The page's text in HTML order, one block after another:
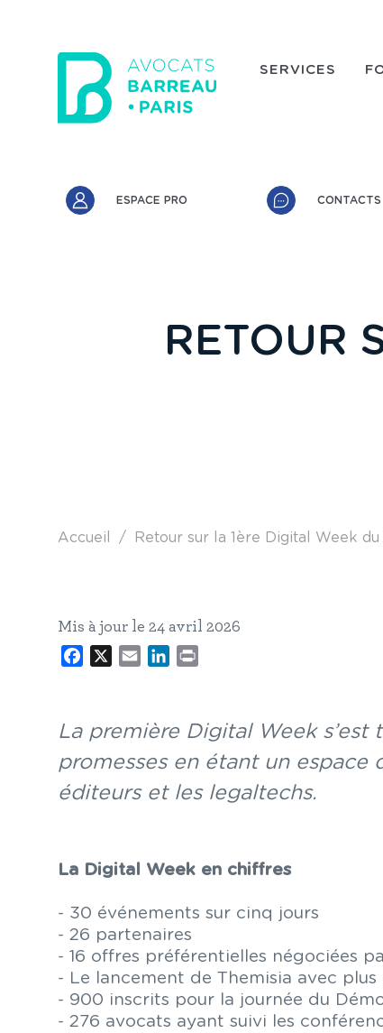
SERVICES
Accès rapide
ESPACE PRO CONTACTS
RETOUR
Fil d'Ariane
Accueil Retour sur la 1ère Digital Week
Mis à jour le 24 avril 2026
Facebook
X Email LinkedIn
La première Digital Week
promesses en étant un
éditeurs et les legaltechs.
La Digital Week en chiffres
- 30 événements sur cinq jours
- 26 partenaires
- 16 offres préférentielles négociées
- Le lancement de Themisia avec
- 900 inscrits pour la journée du
- 276 avocats ayant suivi les